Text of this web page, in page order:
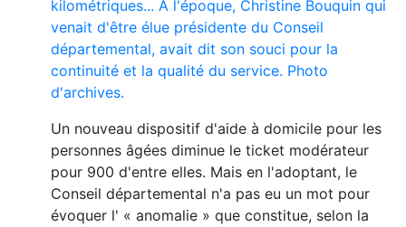
Un nouveau dispositif d'aide à domicile pour les
personnes âgées diminue le ticket modérateur
pour 900 d'entre elles. Mais en l'adoptant, le
Conseil départemental n'a pas eu un mot pour
évoquer l' « anomalie » que constitue, selon la